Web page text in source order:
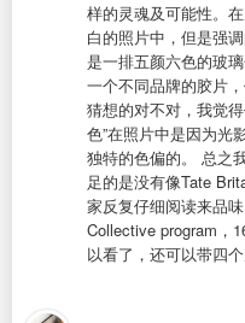
样的灵魂及可能性。
白的照片中，但是强
是一排五颜六色的玻
一个不同品牌的胶片
猜想的对不对，我觉
色”在照片中是因为光
独特的色偏的。 总之
足的是没有像Tate
家反复仔细阅读来品
Collective program，
以看了，还可以带四个